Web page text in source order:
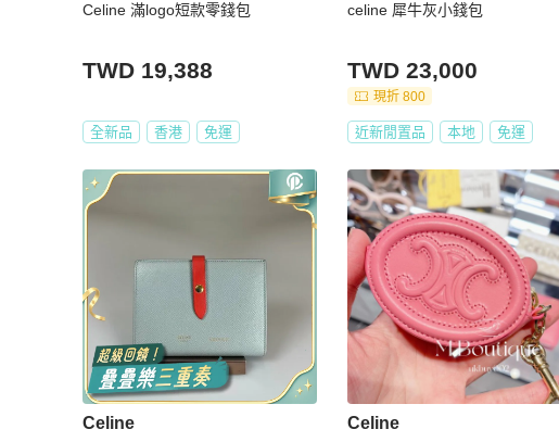
Celine 滿logo短款零錢包
TWD 19,388
全新品 香港 免運
celine 犀牛灰小錢包
TWD 23,000
現折 800
近新閒置品 本地 免運
Celine Celine